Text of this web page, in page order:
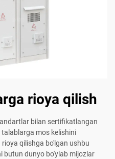
rioya qilish
bilan sertifikatlangan
mos kelishini
qilishga bo'lgan ushbu
butun dunyo bo'ylab mijozlar